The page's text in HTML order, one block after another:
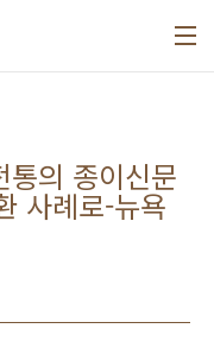
의 종이신문
사례로-뉴욕